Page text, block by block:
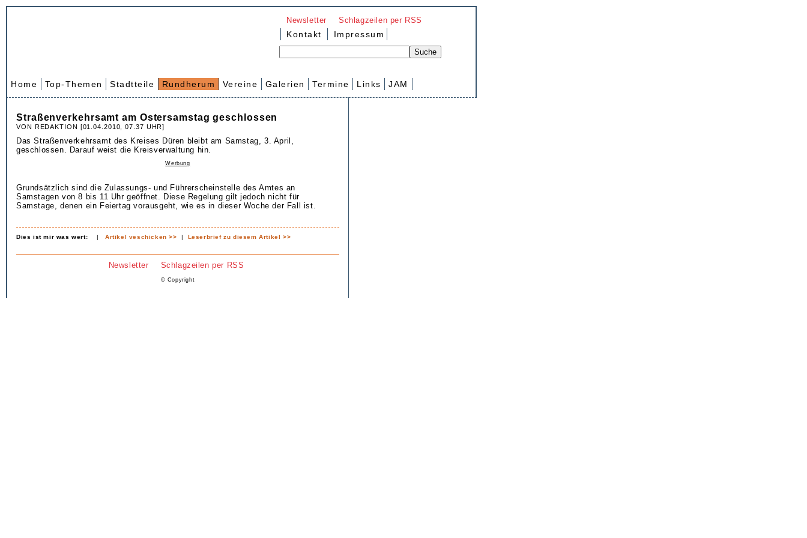
Newsletter Schlagzeilen per RSS
Kontakt Impressum
Home Top-Themen Stadtteile Rundherum Vereine Galerien Termine Links JAM
Straßenverkehrsamt am Ostersamstag geschlossen
VON REDAKTION [01.04.2010, 07.37 UHR]
Das Straßenverkehrsamt des Kreises Düren bleibt am Samstag, 3. April,
geschlossen. Darauf weist die Kreisverwaltung hin.
Werbung
Grundsätzlich sind die Zulassungs- und Führerscheinstelle des Amtes an
Samstagen von 8 bis 11 Uhr geöffnet. Diese Regelung gilt jedoch nicht für
Samstage, denen ein Feiertag vorausgeht, wie es in dieser Woche der Fall ist.
Dies ist mir was wert: |Artikel veschicken >> | Leserbrief zu diesem Artikel >>
Newsletter Schlagzeilen per RSS
© Copyright